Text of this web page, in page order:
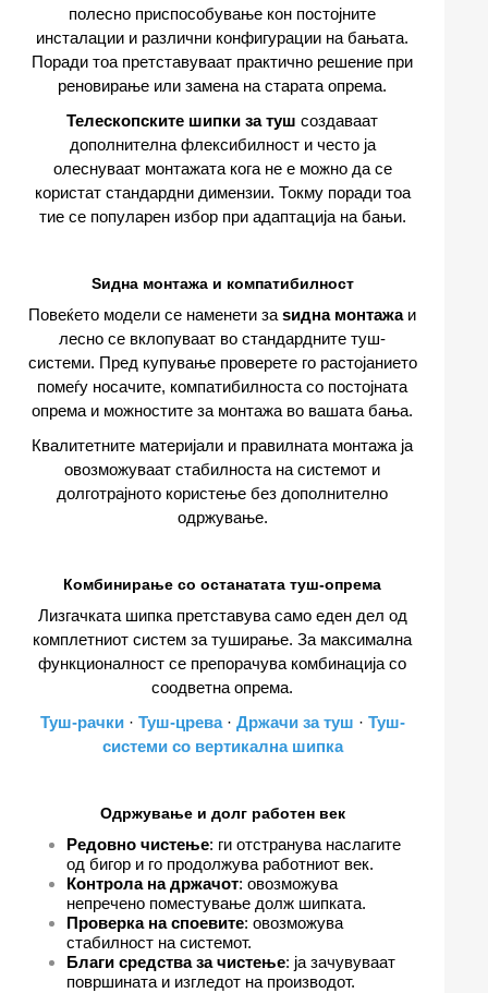
полесно приспособување кон постојните
инсталации и различни конфигурации на бањата.
Поради тоа претставуваат практично решение при
реновирање или замена на старата опрема.
Телескопските шипки за туш создаваат
дополнителна флексибилност и често ја
олеснуваат монтажата кога не е можно да се
користат стандардни димензии. Токму поради тоа
тие се популарен избор при адаптација на бањи.
Ѕидна монтажа и компатибилност
Повеќето модели се наменети за ѕидна монтажаи
лесно се вклопуваат во стандардните туш-
системи. Пред купување проверете го растојанието
помеѓу носачите, компатибилноста со постојната
опрема и можностите за монтажа во вашата бања.
Квалитетните материјали и правилната монтажа ја
овозможуваат стабилноста на системот и
долготрајното користење без дополнително
одржување.
Комбинирање со останатата туш-опрема
Лизгачката шипка претставува само еден дел од
комплетниот систем за туширање. За максимална
функционалност се препорачува комбинација со
соодветна опрема.
Туш-рачки· Туш-црева· Држачи за туш · Туш-
системи со вертикална шипка
Одржување и долг работен век
Редовно чистење: ги отстранува наслагите
од бигор и го продолжува работниот век.
Контрола на држачот: овозможува
непречено поместување долж шипката.
Проверка на споевите: овозможува
стабилност на системот.
Благи средства за чистење: ја зачувуваат
површината и изгледот на производот.